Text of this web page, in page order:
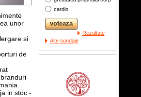
unor
si
de
in stoc -
cardio
Rezultate
Alte sondaje